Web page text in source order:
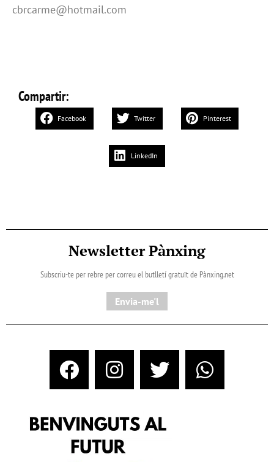
cbrcarme@hotmail.com
Compartir:
Facebook Twitter Pinterest
LinkedIn
Newsletter Pànxing
Subscriu-te per rebre per correu el butlletí gratuït de Pànxing.net​
Envia-me'l